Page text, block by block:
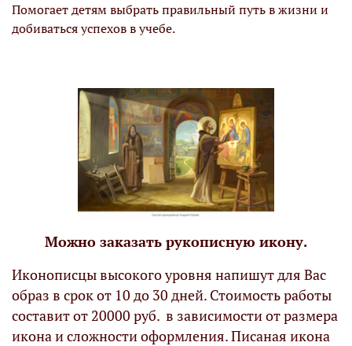
Помогает детям выбрать правильный путь в жизни и
добиваться успехов в учебе.
Можно заказать рукописную икону.
Иконописцы высокого уровня напишут для Вас
образ в срок от 10 до 30 дней. Стоимость работы
составит от 20000 руб. в зависимости от размера
икона и сложности оформления. Писаная икона